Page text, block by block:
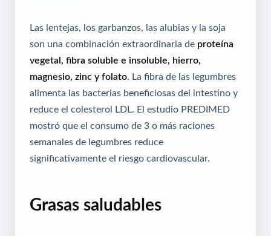
Las lentejas, los garbanzos, las alubias y la soja
son una combinación extraordinaria de proteína
vegetal, fibra soluble e insoluble, hierro,
magnesio, zinc y folato . La fibra de las legumbres
alimenta las bacterias beneficiosas del intestino y
reduce el colesterol LDL. El estudio PREDIMED
mostró que el consumo de 3 o más raciones
semanales de legumbres reduce
significativamente el riesgo cardiovascular.
Grasas saludables